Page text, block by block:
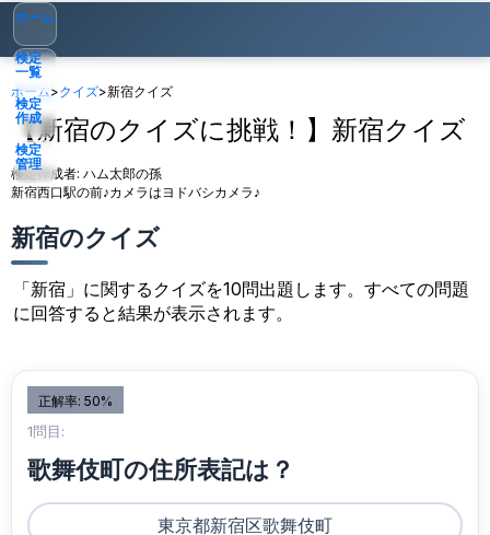
ホーム
検定
一覧
検定
作成
検定
管理
ゲスト ▾
ホーム>クイズ>新宿クイズ
【新宿のクイズに挑戦！】新宿クイズ
検定作成者: ハム太郎の孫
新宿西口駅の前♪カメラはヨドバシカメラ♪
新宿のクイズ
「新宿」に関するクイズを10問出題します。すべての問題
に回答すると結果が表示されます。
正解率: 50%
1問目:
歌舞伎町の住所表記は？
東京都新宿区歌舞伎町